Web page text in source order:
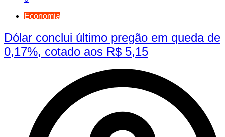
Economia
Dólar conclui último pregão em queda de
0,17%, cotado aos R$ 5,15